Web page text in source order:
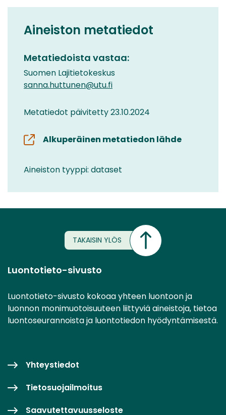
Aineiston metatiedot
Metatiedoista vastaa:
Suomen Lajitietokeskus
sanna.huttunen@utu.fi
Metatiedot päivitetty 23.10.2024
Alkuperäinen metatiedon lähde
Aineiston tyyppi: dataset
TAKAISIN YLÖS
Luontotieto-sivusto
Luontotieto-sivusto kokoaa yhteen luontoon ja
luonnon monimuotoisuuteen liittyviä aineistoja, tietoa
luontoseurannoista ja luontotiedon hyödyntämisestä.
Yhteystiedot
Tietosuojailmoitus
Saavutettavuusseloste